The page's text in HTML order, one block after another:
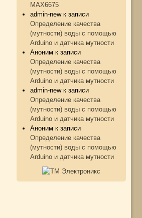
MAX6675
admin-newк записи
Определение качества
(мутности) воды с помощью
Arduino и датчика мутности
Аноним к записи
Определение качества
(мутности) воды с помощью
Arduino и датчика мутности
admin-newк записи
Определение качества
(мутности) воды с помощью
Arduino и датчика мутности
Аноним к записи
Определение качества
(мутности) воды с помощью
Arduino и датчика мутности